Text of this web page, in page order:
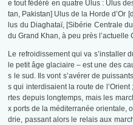
e tout fédéré en quatre Ulus : Ulus
tan, Pakistan] Ulus de la Horde d’Or
lus du Diaghataï, [Sibérie Centrale
du Grand Khan, à peu près
Le refroidissement qui va s’installer
le petit âge glaciaire – est une des
s le sud. Ils vont s’avérer de
s qui interdisaient la route de
rtes depuis longtemps, mais les
x ports de la méditerranée orientale,
drie, passant alors le relais aux